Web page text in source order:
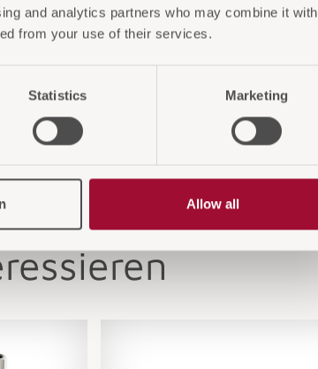
and analytics partners who may combine it with
from your use of their services.
Statistics Marketing
Allow all